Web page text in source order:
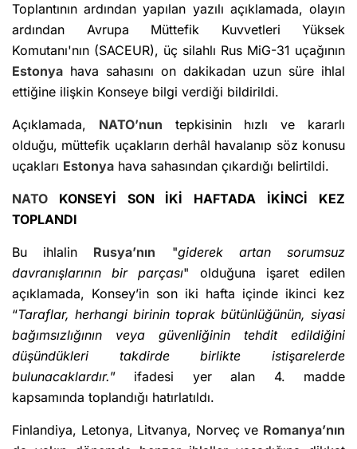
Toplantının ardından yapılan yazılı açıklamada, olayın
ardından Avrupa Müttefik Kuvvetleri Yüksek
Komutanı'nın (SACEUR), üç silahlı Rus MiG-31 uçağının
Estonya hava sahasını on dakikadan uzun süre ihlal
ettiğine ilişkin Konseye bilgi verdiği bildirildi.
Açıklamada, NATO’nun tepkisinin hızlı ve kararlı
olduğu, müttefik uçakların derhâl havalanıp söz konusu
uçakları Estonya hava sahasından çıkardığı belirtildi.
NATO KONSEYİ SON İKİ HAFTADA İKİNCİ KEZ
TOPLANDI
Bu ihlalin Rusya’nın "giderek artan sorumsuz
davranışlarının bir parçası" olduğuna işaret edilen
açıklamada, Konsey’in son iki hafta içinde ikinci kez
“Taraflar, herhangi birinin toprak bütünlüğünün, siyasi
bağımsızlığının veya güvenliğinin tehdit edildiğini
düşündükleri takdirde birlikte istişarelerde
bulunacaklardır.” ifadesi yer alan 4. madde
kapsamında toplandığı hatırlatıldı.
Finlandiya, Letonya, Litvanya, Norveç ve Romanya’nın